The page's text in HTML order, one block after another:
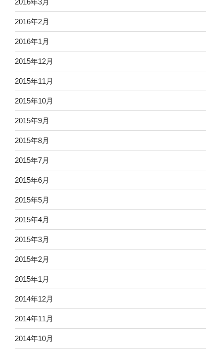
2016年2月
2016年1月
2015年12月
2015年11月
2015年10月
2015年9月
2015年8月
2015年7月
2015年6月
2015年5月
2015年4月
2015年3月
2015年2月
2015年1月
2014年12月
2014年11月
2014年10月